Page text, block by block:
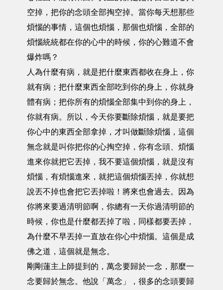
空掉，把你的念頭全部掏空掉。當你每天想那些
煩惱的事情，這個也煩惱，那個也煩惱，全部的
煩惱統統都在你的心中的時候，你的心難道不會
爆炸嗎？
人為什麼有病，就是把什麼東西都收在身上，你
就有病；把什麼東西全部吃到你的身上，你就身
體有病；把你所有的煩惱全部集中到你的身上，
你就有病。所以，今天你要斷除煩惱，就是要把
你心中的東西全部拿掉，才叫做斷除煩惱，這個
無念就是叫你把你的心掏空掉，你有念頭、煩惱
進來你就把它丟掉，我不要這個煩惱，就是沒有
煩惱，有煩惱進來，就把這個煩惱丟掉，你就想
說丟不掉也會把它丟掉啦！將來也會過去。因為
你將來要過清明節啊，你總有一天你過清明節的
時候，你也是什麼都丟掉了啦，同樣都要丟掉，
為什麼不早丟掉一直放在你心中煩惱。這個是成
佛之道，這個就是無念。
剛剛蓮主上師提到的，萬念要歸於一念，那麼一
念要歸於無念。他說「萬念」，很多的念頭要歸